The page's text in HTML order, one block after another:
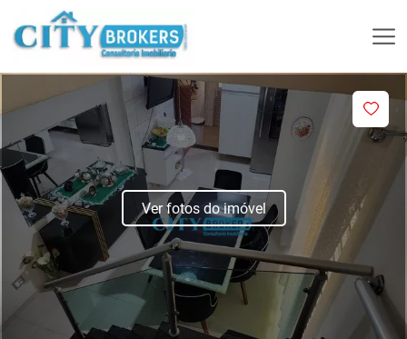
Ver fotos do imóvel